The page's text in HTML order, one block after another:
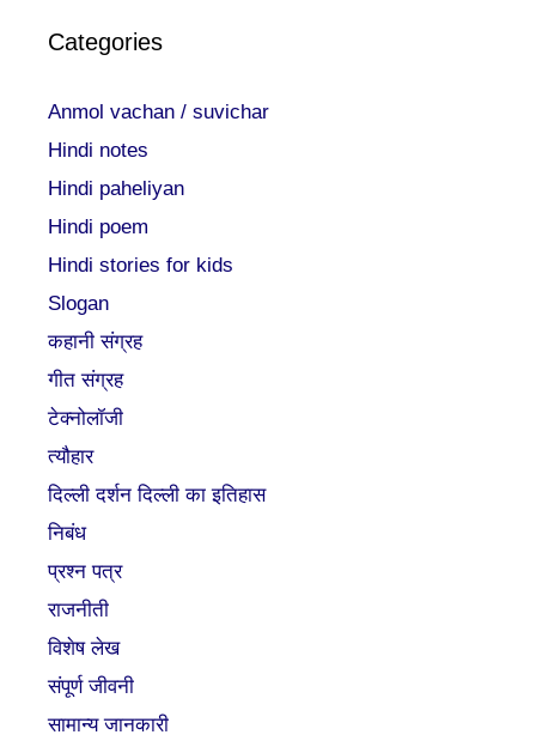
Categories
Anmol vachan / suvichar
Hindi notes
Hindi paheliyan
Hindi poem
Hindi stories for kids
Slogan
कहानी संग्रह
गीत संग्रह
टेक्नोलॉजी
त्यौहार
दिल्ली दर्शन दिल्ली का इतिहास
निबंध
प्रश्न पत्र
राजनीती
विशेष लेख
संपूर्ण जीवनी
सामान्य जानकारी